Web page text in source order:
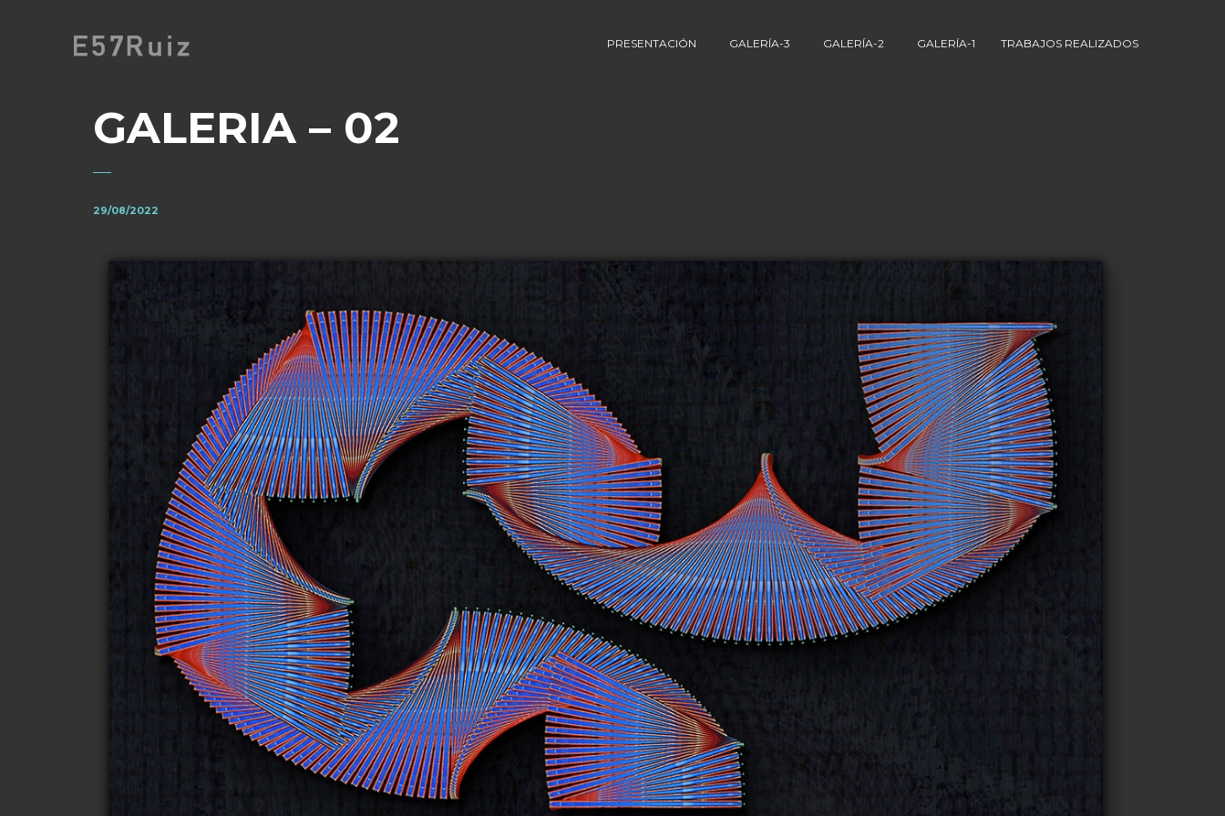
PRESENTACIÓN GALERÍA-3 GALERÍA-2 GALERÍA-1 TRABAJOS REALIZADOS
GALERIA – 02
29/08/2022